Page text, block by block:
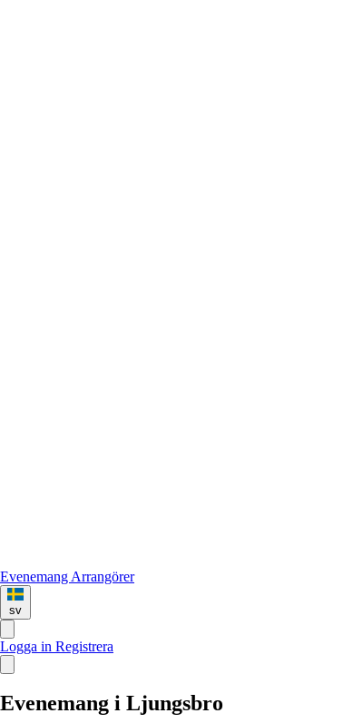
Evenemang Arrangörer
sv
Logga in Registrera
Evenemang i Ljungsbro